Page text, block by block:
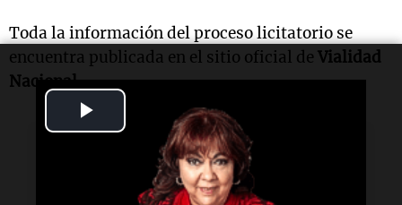
Video
Toda la información del proceso licitatorio se
encuentra publicada en el sitio oficial de Vialidad
Nacional.
¿Qué se abrió este lunes?Se abrió la